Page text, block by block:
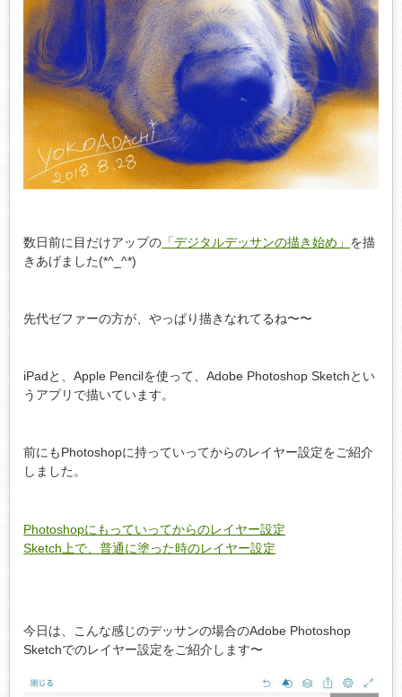
数日前に目だけアップの 「デジタルデッサンの描き始め」 を描
きあげました(*^_^*)
先代ゼファーの方が、やっぱり描きなれてるね〜〜
iPadと、Apple Pencilを使って、Adobe Photoshop Sketchとい
うアプリで描いています。
前にもPhotoshopに持っていってからのレイヤー設定をご紹介
しました。
Photoshopにもっていってからのレイヤー設定
Sketch上で、普通に塗った時のレイヤー設定
今日は、こんな感じのデッサンの場合のAdobe Photoshop
Sketchでのレイヤー設定をご紹介します〜